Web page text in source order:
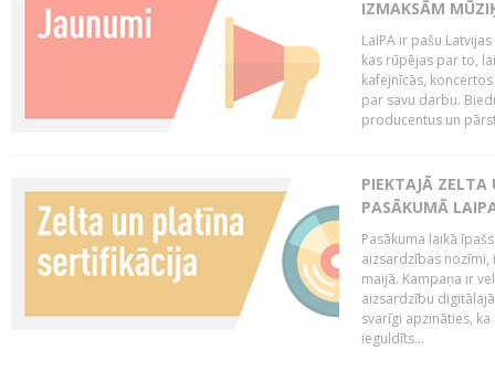
IZMAKSĀM
LaIPA ir pašu
kas rūpējas par to,
kafejnīcās,
par savu darbu.
producentus un
PIEKTAJĀ ZELTA
PASĀKUMĀ
Pasākuma laikā
aizsardzības nozīmi,
maijā. Kampaņa ir
aizsardzību
svarīgi apzināties,
ieguldīts...